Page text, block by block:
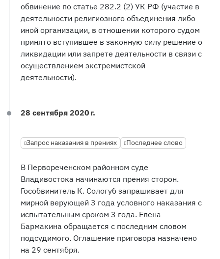
обвинение по статье 282.2 (2) УК РФ (участие в
деятельности религиозного объединения либо
иной организации, в отношении которого судом
принято вступившее в законную силу решение о
ликвидации или запрете деятельности в связи с
осуществлением экстремистской
деятельности).
28 сентября 2020 г.
Запрос наказания в прениях Последнее слово
В Первореченском районном суде
Владивостока начинаются прения сторон.
Гособвинитель К. Сологуб запрашивает для
мирной верующей 3 года условного наказания с
испытательным сроком 3 года. Елена
Бармакина обращается с последним словом
подсудимого. Оглашение приговора назначено
на 29 сентября.